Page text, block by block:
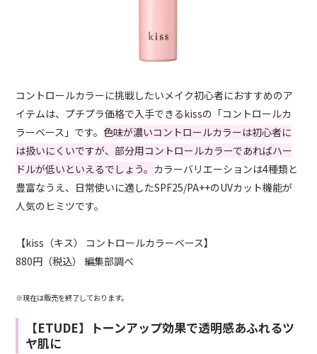
コントロールカラーに挑戦したいメイク初心者におすすめのア
イテムは、プチプラ価格で入手できるkissの「コントロールカ
ラーベース」です。 色味が濃いコントロールカラーは初心者に
は扱いにくいですが、部分用コントロールカラーであればハー
ドルが低いといえるでしょう。 カラーバリエーションは4種類と
豊富なうえ、日常使いに適したSPF25/PA++のUVカット機能が
人気のヒミツです。
【kiss（キス） コントロールカラーベース】
880円（税込） 編集部調べ
※現在は販売を終了しております。
【ETUDE】トーンアップ効果で透明感あふれるツ
ヤ肌に